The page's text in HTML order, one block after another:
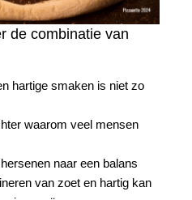
de combinatie van
hartige smaken is niet zo
waarom veel mensen
naar een balans
van zoet en hartig kan